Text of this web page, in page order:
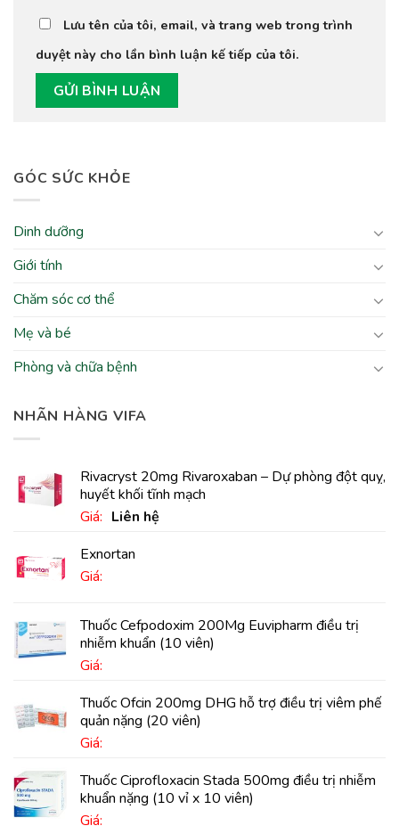
GÓC SỨC KHỎE
Dinh dưỡng
Giới tính
Chăm sóc cơ thể
Mẹ và bé
Phòng và chữa bệnh
NHÃN HÀNG VIFA
Rivacryst 20mg Rivaroxaban – Dự phòng đột quỵ,
huyết khối tĩnh mạch
Giá: Liên hệ
Exnortan
Giá:
Thuốc Cefpodoxim 200Mg Euvipharm điều trị
nhiễm khuẩn (10 viên)
Giá:
Thuốc Ofcin 200mg DHG hỗ trợ điều trị viêm phế
quản nặng (20 viên)
Giá:
Thuốc Ciprofloxacin Stada 500mg điều trị nhiễm
khuẩn nặng (10 vỉ x 10 viên)
Giá:
Lưu tên của tôi, email, và trang web trong trình
duyệt này cho lần bình luận kế tiếp của tôi.